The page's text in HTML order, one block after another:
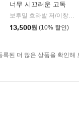
너무 시끄러운 고독
보후밀 흐라발 저/이창실 역
13,500원 (10% 할인)
록된 더 많은 상품을 확인해